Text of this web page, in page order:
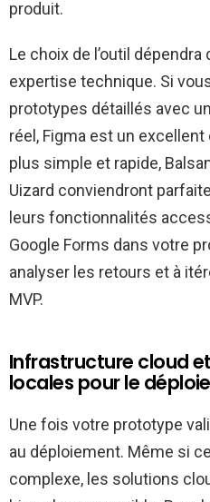
produit.
Le choix de l’outil
expertise technique. Si
prototypes détaillés avec
réel, Figma est un
plus simple et rapide,
Uizard conviendront
leurs fonctionnalités
Google Forms dans votre
analyser les retours et à
MVP.
Infrastructure cloud
locales pour le
Une fois votre prototype
au déploiement. Même si
complexe, les solutions